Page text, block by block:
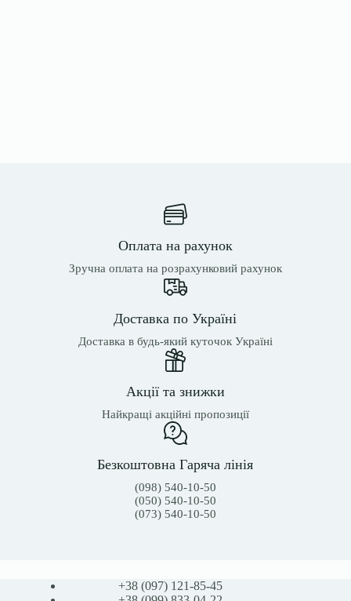
Оплата на рахунок
Зручна оплата на розрахунковий рахунок
Доставка по Україні
Доставка в будь-який куточок Україні
Акції та знижки
Найкращі акційні пропозиції
Безкоштовна Гаряча лінія
(098) 540-10-50
(050) 540-10-50
(073) 540-10-50
+38 (097) 121-85-45